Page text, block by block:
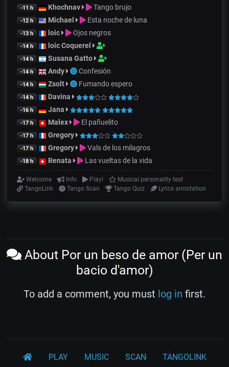
-11 h Khochnav Tango brujo
-12 h Michael Esta noche de luna
-13 h loic Ojos negros
-14 h loic Coquerel
-14 h Susana Gatto
-14 h Andy Confesión
-14 h Zsolt Fumando espero
-14 h Davina
-16 h Jana
-17 h Malex El pañuelito
-17 h Gregory
-17 h Gregory Vals de los milagros
-18 h Renata Las vueltas de la vida
Welcome Info Play!
Musical personality test
TangoLink
Tango Scan Tango Quiz Lyrics annotation
About Por un beso de amor (Per un
bacio d'amor)
To add a comment, you must log in first.
PLAY MUSIC SCAN TANGOLINK